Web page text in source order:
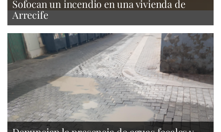
Sofocan un incendio en una vivienda de
Arrecife